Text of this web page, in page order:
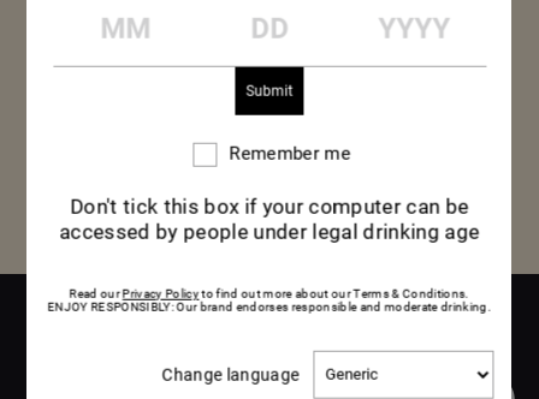
驚くほどまろやかで、徐々にほのかなライチのエキ
ゾチックな香りが現れ、刺激的なシトラスの風味で
Remember
Remember me
Don't tick this box if your computer can be
accessed by people under legal drinking age
Read ourPrivacy Policyto find out more about our Terms & Conditions.
ENJOY RESPONSIBLY: Our brand endorses responsible and moderate drinking.
Change languageChange